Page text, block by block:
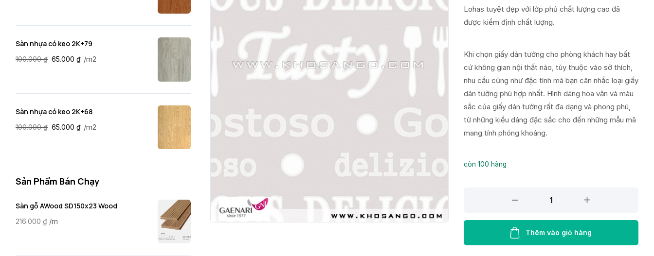
Lohas tuyệt đẹp với lớp phủ chất lượng cao đã
được kiểm định chất lượng.
Khi chọn giấy dán tường cho phòng khách hay bất
cứ không gian nội thất nào, tùy thuộc vào sở thích,
nhu cầu cũng như đặc tính mà bạn cân nhắc loại giấy
dán tường phù hợp nhất. Hình dáng hoa văn và màu
sắc của giấy dán tường rất đa dạng và phong phú,
từ những kiểu dáng đặc sắc cho đến những mẫu mã
mang tính phóng khoáng.
còn 100 hàng
tường
87386-
Thêm vào giỏ hàng
Sàn nhựa có keo 2K+79
100.000₫ 65.000 ₫ /m2
Sàn nhựa có keo 2K+68
100.000₫ 65.000 ₫ /m2
Sản Phẩm Bán Chạy
Sàn gỗ AWood SD150x23 Wood
216.000 ₫ /m